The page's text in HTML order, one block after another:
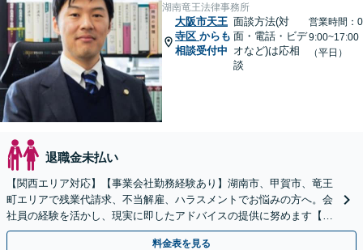
湖南竜王法律事務所
大阪市天王
寺区 からも
相談受付中
面談方法(対
面・電話・ビデ
オなど)は応相
談
営業時間：0
9:00~17:00
（平日）
退職金未払い
【関西エリア対応】【事業会社勤務経験あり】湖南市、甲賀市、竜王
町エリアで残業代請求、不当解雇、ハラスメントでお悩みの方へ。会
社員の経験を活かし、現実に即したアドバイスの提供に努めます【労
使双方に対応】【Web面談OK】
料金表を見る